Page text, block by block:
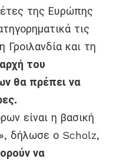
της Ευρώπης
τις
και τη
του
θα πρέπει να
είναι η βασική
δήλωσε ο Scholz,
να